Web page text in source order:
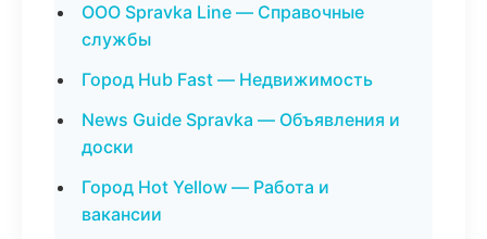
ООО Spravka Line — Справочные
службы
Город Hub Fast — Недвижимость
News Guide Spravka — Объявления и
доски
Город Hot Yellow — Работа и
вакансии